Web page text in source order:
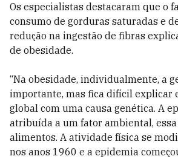
Os especialistas destacaram que o
consumo de gorduras saturadas e
redução na ingestão de fibras
de obesidade.
“Na obesidade, individualmente, a
importante, mas fica difícil explicar
global com uma causa genética. A
atribuída a um fator ambiental,
alimentos. A atividade física se
nos anos 1960 e a epidemia